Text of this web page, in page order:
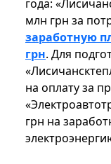
года:
млн грн за
заработную
грн. Для
на оплату за
грн на